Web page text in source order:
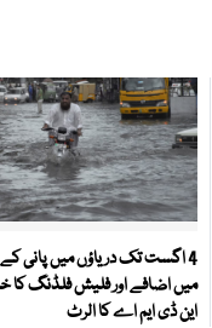
4 اگست تک دریاؤں میں پانی کے
میں اضافے اور فلیش فلڈنگ کا
این ڈی ایم اے کا الرٹ